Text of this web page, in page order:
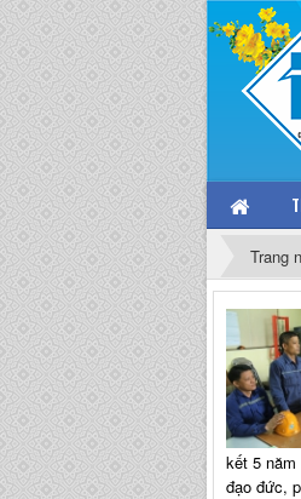
Trang
kết 5
đạo đức,